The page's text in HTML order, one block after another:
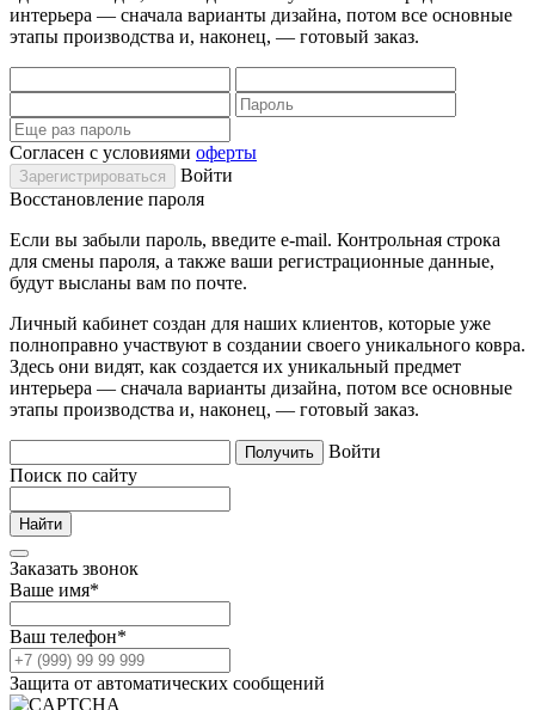
интерьера — сначала варианты дизайна, потом все основные
этапы производства и, наконец, — готовый заказ.
Согласен с условиями оферты
Войти
Восстановление пароля
Если вы забыли пароль, введите e-mail. Контрольная строка
для смены пароля, а также ваши регистрационные данные,
будут высланы вам по почте.
Личный кабинет создан для наших клиентов, которые уже
полноправно участвуют в создании своего уникального ковра.
Здесь они видят, как создается их уникальный предмет
интерьера — сначала варианты дизайна, потом все основные
этапы производства и, наконец, — готовый заказ.
Войти
Поиск по сайту
Заказать звонок
Ваше имя*
Ваш телефон*
Защита от автоматических сообщений